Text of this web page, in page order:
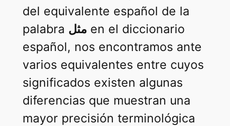
del equivalente español de la
palabra مثلen el diccionario
español, nos encontramos ante
varios equivalentes entre cuyos
significados existen algunas
diferencias que muestran una
mayor precisión terminológica